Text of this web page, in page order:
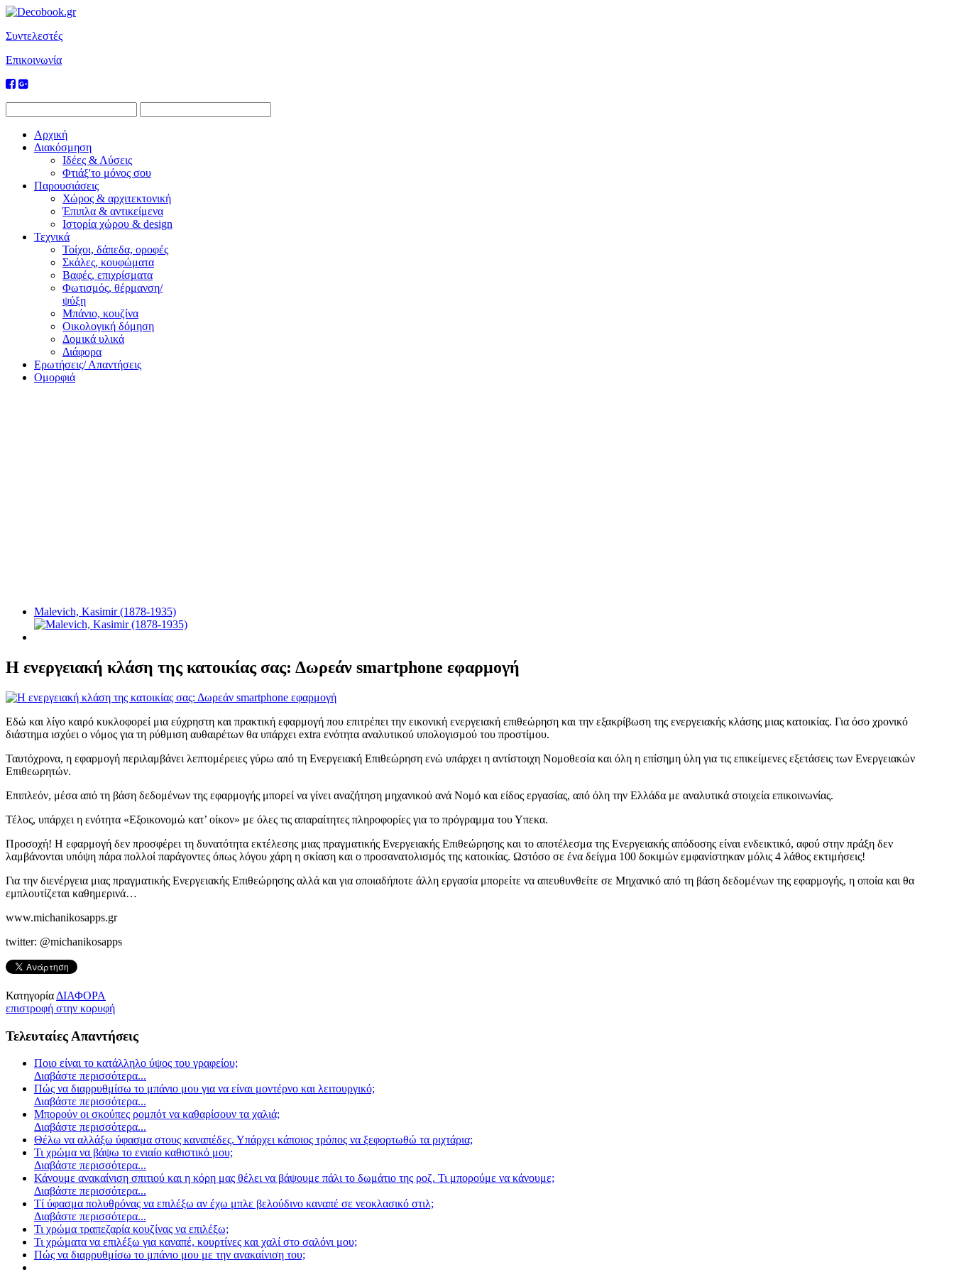
Συντελεστές
Επικοινωνία
Αρχική
Διακόσμηση
Ιδέες & Λύσεις
Φτιάξ'το μόνος σου
Παρουσιάσεις
Χώρος & αρχιτεκτονική
Έπιπλα & αντικείμενα
Ιστορία χώρου & design
Τεχνικά
Τοίχοι, δάπεδα, οροφές
Σκάλες, κουφώματα
Βαφές, επιχρίσματα
Φωτισμός, θέρμανση/
ψύξη
Μπάνιο, κουζίνα
Οικολογική δόμηση
Δομικά υλικά
Διάφορα
Ερωτήσεις/ Απαντήσεις
Ομορφιά
Malevich, Kasimir (1878-1935)
Η ενεργειακή κλάση της κατοικίας σας: Δωρεάν smartphone εφαρμογή
Εδώ και λίγο καιρό κυκλοφορεί μια εύχρηστη και πρακτική εφαρμογή που επιτρέπει την εικονική ενεργειακή επιθεώρηση και την εξακρίβωση της ενεργειακής κλάσης μιας κατοικίας. Για όσο χρονικό
διάστημα ισχύει ο νόμος για τη ρύθμιση αυθαιρέτων θα υπάρχει extra ενότητα αναλυτικού υπολογισμού του προστίμου.
Ταυτόχρονα, η εφαρμογή περιλαμβάνει λεπτομέρειες γύρω από τη Ενεργειακή Επιθεώρηση ενώ υπάρχει η αντίστοιχη Νομοθεσία και όλη η επίσημη ύλη για τις επικείμενες εξετάσεις των Ενεργειακών
Επιθεωρητών.
Επιπλεόν, μέσα από τη βάση δεδομένων της εφαρμογής μπορεί να γίνει αναζήτηση μηχανικού ανά Νομό και είδος εργασίας, από όλη την Ελλάδα με αναλυτικά στοιχεία επικοινωνίας.
Τέλος, υπάρχει η ενότητα «Εξοικονομώ κατ’ οίκον» με όλες τις απαραίτητες πληροφορίες για το πρόγραμμα του Υπεκα.
Προσοχή! Η εφαρμογή δεν προσφέρει τη δυνατότητα εκτέλεσης μιας πραγματικής Ενεργειακής Επιθεώρησης και το αποτέλεσμα της Ενεργειακής απόδοσης είναι ενδεικτικό, αφού στην πράξη δεν
λαμβάνονται υπόψη πάρα πολλοί παράγοντες όπως λόγου χάρη η σκίαση και ο προσανατολισμός της κατοικίας. Ωστόσο σε ένα δείγμα 100 δοκιμών εμφανίστηκαν μόλις 4 λάθος εκτιμήσεις!
Για την διενέργεια μιας πραγματικής Ενεργειακής Επιθεώρησης αλλά και για οποιαδήποτε άλλη εργασία μπορείτε να απευθυνθείτε σε Μηχανικό από τη βάση δεδομένων της εφαρμογής, η οποία και θα
εμπλουτίζεται καθημερινά…
www.michanikosapps.gr
twitter: @michanikosapps
Κατηγορία ΔΙΑΦΟΡΑ
επιστροφή στην κορυφή
Τελευταίες Απαντήσεις
Ποιο είναι το κατάλληλο ύψος του γραφείου;
Διαβάστε περισσότερα...
Πώς να διαρρυθμίσω το μπάνιο μου για να είναι μοντέρνο και λειτουργικό;
Διαβάστε περισσότερα...
Μπορούν οι σκούπες ρομπότ να καθαρίσουν τα χαλιά;
Διαβάστε περισσότερα...
Θέλω να αλλάξω ύφασμα στους καναπέδες. Υπάρχει κάποιος τρόπος να ξεφορτωθώ τα ριχτάρια;
Τι χρώμα να βάψω το ενιαίο καθιστικό μου;
Διαβάστε περισσότερα...
Κάνουμε ανακαίνιση σπιτιού και η κόρη μας θέλει να βάψουμε πάλι το δωμάτιο της ροζ. Τι μπορούμε να κάνουμε;
Διαβάστε περισσότερα...
Τί ύφασμα πολυθρόνας να επιλέξω αν έχω μπλε βελούδινο καναπέ σε νεοκλασικό στιλ;
Διαβάστε περισσότερα...
Τι χρώμα τραπεζαρία κουζίνας να επιλέξω;
Τι χρώματα να επιλέξω για καναπέ, κουρτίνες και χαλί στο σαλόνι μου;
Πώς να διαρρυθμίσω το μπάνιο μου με την ανακαίνιση του;